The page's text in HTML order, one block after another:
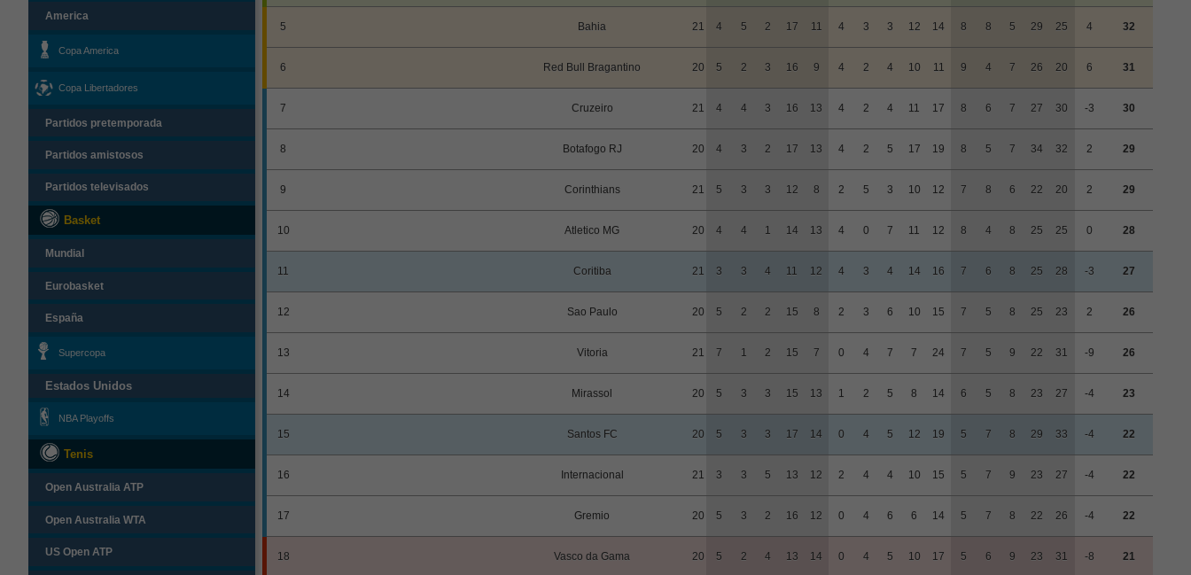
America
Copa America
Copa Libertadores
Partidos pretemporada
Partidos amistosos
Partidos televisados
Basket
Mundial
Eurobasket
España
Supercopa
Estados Unidos
NBA Playoffs
Tenis
Open Australia ATP
Open Australia WTA
US Open ATP
5 Bahia 21 4 5 2 17 11 4 3 3 12 14 8 8 5 29 25 4 32
6 Red Bull Bragantino 20 5 2 3 16 9 4 2 4 10 11 9 4 7 26 20 6 31
7 Cruzeiro 21 4 4 3 16 13 4 2 4 11 17 8 6 7 27 30 -3 30
8 Botafogo RJ 20 4 3 2 17 13 4 2 5 17 19 8 5 7 34 32 2 29
9 Corinthians 21 5 3 3 12 8 2 5 3 10 12 7 8 6 22 20 2 29
10 Atletico MG 20 4 4 1 14 13 4 0 7 11 12 8 4 8 25 25 0 28
11 Coritiba 21 3 3 4 11 12 4 3 4 14 16 7 6 8 25 28 -3 27
12 Sao Paulo 20 5 2 2 15 8 2 3 6 10 15 7 5 8 25 23 2 26
13 Vitoria 21 7 1 2 15 7 0 4 7 7 24 7 5 9 22 31 -9 26
14 Mirassol 20 5 3 3 15 13 1 2 5 8 14 6 5 8 23 27 -4 23
15 Santos FC 20 5 3 3 17 14 0 4 5 12 19 5 7 8 29 33 -4 22
16 Internacional 21 3 3 5 13 12 2 4 4 10 15 5 7 9 23 27 -4 22
17 Gremio 20 5 3 2 16 12 0 4 6 6 14 5 7 8 22 26 -4 22
18 Vasco da Gama 20 5 2 4 13 14 0 4 5 10 17 5 6 9 23 31 -8 21